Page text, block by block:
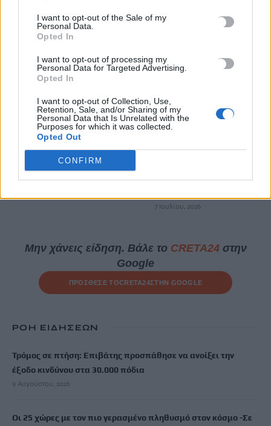
I want to opt-out of the Sale of my
Personal Data.
Opted In
I want to opt-out of processing my
Personal Data for Targeted Advertising.
Opted In
I want to opt-out of Collection, Use,
Retention, Sale, and/or Sharing of my
Personal Data that Is Unrelated with the
Purposes for which it was collected.
Opted Out
CONFIRM
ΠΡΟΗΓΟΎΜΕΝΟ
Δημοτικής Παράταξης
«Δικαίωμα στην πόλη»
7 Ιουλίου, 2026
Έκθεση «Τρεις δρόμοι:
Constantine Manos, Nikos
Economopoulos, Enri Canaj»
7 Ιουλίου, 2026
Μην χάνεις είδηση. Βάλε το CRETA24στην
Google
ΠΡΟΣΘΕΣΕ ΤΟCRETA24ΣΤΗΝ GOOGLE
ΡΟΗ ΕΙΔΗΣΕΩΝ
Τρόμος σε πτήση: Επιβάτης προσπάθησε να ανοίξει την
έξοδο κινδύνου στα 30.000 πόδια
9 Αυγούστου, 2026
Οι 25 χώρες με τον πιο γερασμένο πληθυσμό στον κόσμο -Σε